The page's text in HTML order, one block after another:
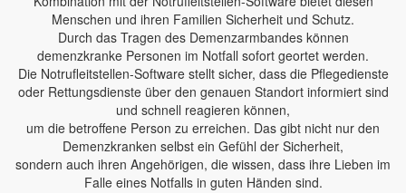
Menschen und ihren Familien Sicherheit und Schutz.
Durch das Tragen des Demenzarmbandes können
demenzkranke Personen im Notfall sofort geortet werden.
Die Notrufleitstellen-Software stellt sicher, dass die Pflegedienste
oder Rettungsdienste über den genauen Standort informiert sind
und schnell reagieren können,
um die betroffene Person zu erreichen. Das gibt nicht nur den
Demenzkranken selbst ein Gefühl der Sicherheit,
sondern auch ihren Angehörigen, die wissen, dass ihre Lieben im
Falle eines Notfalls in guten Händen sind.